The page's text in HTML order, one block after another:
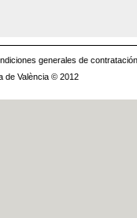
generales de contratación
de València © 2012